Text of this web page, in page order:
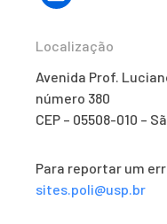
Localização
Avenida Prof.
número 380
CEP – 05508-010 –
Para reportar um
sites.poli@usp.br